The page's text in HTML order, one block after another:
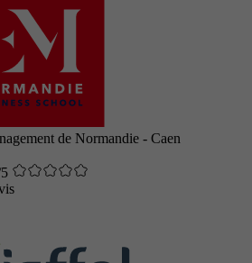
de Normandie - Caen